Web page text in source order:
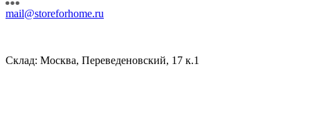
mail@storeforhome.ru
Склад: Москва, Переведеновский, 17 к.1